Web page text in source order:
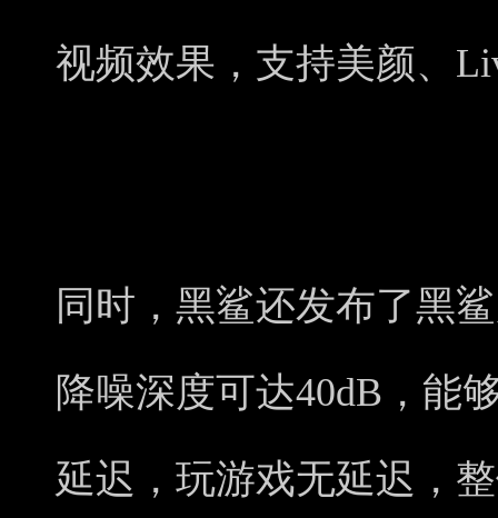
视频效果，支持美颜、
同时，黑鲨还发布了黑
降噪深度可达40dB，能
延迟，玩游戏无延迟，